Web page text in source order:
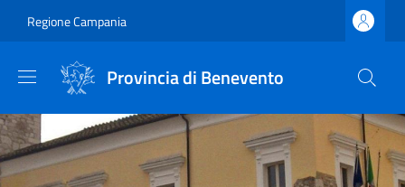
Regione Campania
Provincia di Benevento
Provincia di Benevento